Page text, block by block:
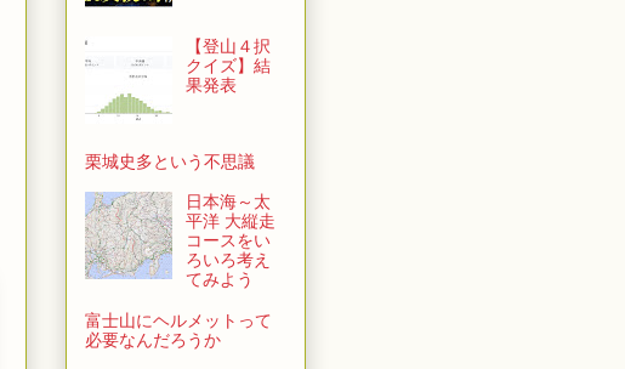
【登山４択
クイズ】結
果発表
栗城史多という不思議
日本海～太
平洋 大縦走
コースをい
ろいろ考え
てみよう
富士山にヘルメットって
必要なんだろうか